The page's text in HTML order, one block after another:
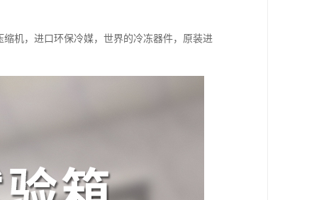
机，进口环保冷媒，世界的冷冻器件，原装进